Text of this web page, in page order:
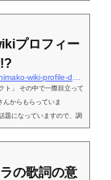
刺身にマヨネーズをかけ
。 さらに白石か...
プロフィー
ト」 その中で一際目立って
んからもらっていま
題になっていますので、調
さい！スポンサーリンク (a
の歌詞の意